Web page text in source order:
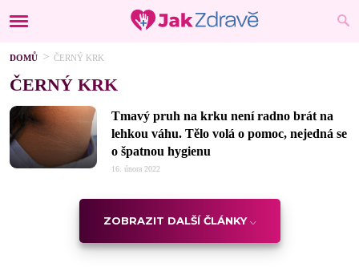
DOMŮ ČERNÝ KRK
ČERNÝ KRK
Tmavý pruh na krku není radno brát na
lehkou váhu. Tělo volá o pomoc, nejedná se
o špatnou hygienu
16. února 2022
ZOBRAZIT DALŠÍ ČLÁNKY